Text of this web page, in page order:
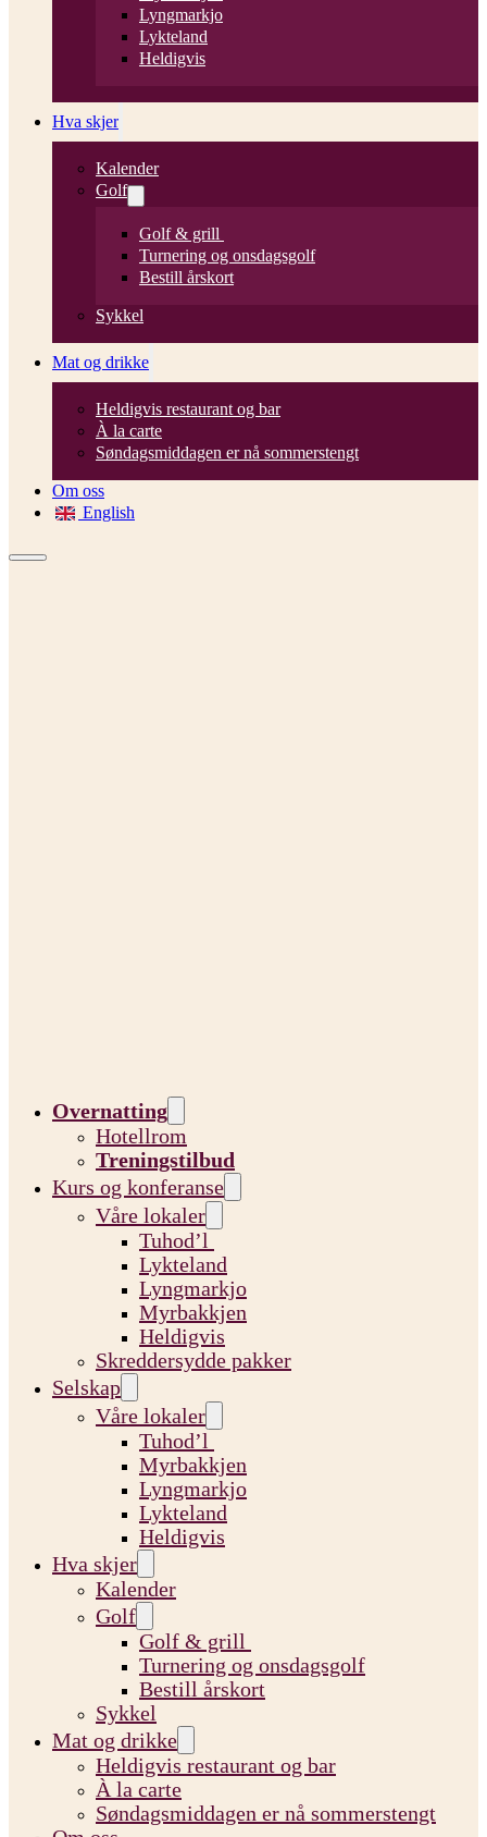
Lyngmarkjo
Lykteland
Heldigvis
Hva skjer
Kalender
Golf
Golf & grill
Turnering og onsdagsgolf
Bestill årskort
Sykkel
Mat og drikke
Heldigvis restaurant og bar
À la carte
Søndagsmiddagen er nå sommerstengt
Om oss
English
Overnatting
Hotellrom
Treningstilbud
Kurs og konferanse
Våre lokaler
Tuhod’l
Lykteland
Lyngmarkjo
Myrbakkjen
Heldigvis
Skreddersydde pakker
Selskap
Våre lokaler
Tuhod’l
Myrbakkjen
Lyngmarkjo
Lykteland
Heldigvis
Hva skjer
Kalender
Golf
Golf & grill
Turnering og onsdagsgolf
Bestill årskort
Sykkel
Mat og drikke
Heldigvis restaurant og bar
À la carte
Søndagsmiddagen er nå sommerstengt